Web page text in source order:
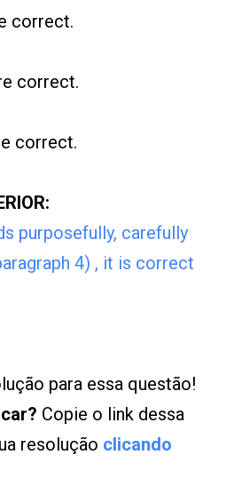
correct.
correct.
correct.
purposefully, carefully
4) , it is correct
para essa questão!
Copie o link dessa
resolução clicando